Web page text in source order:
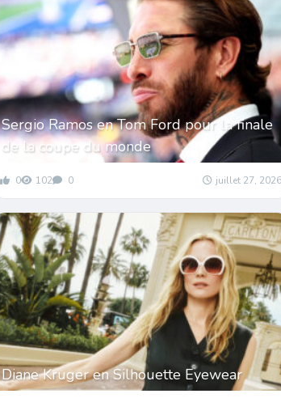
Sergio Ramos en Tom Ford pour la finale
de la coupe du monde
0 102 0 juillet 27, 2026
Diane Kruger en Silhouette Eyewear